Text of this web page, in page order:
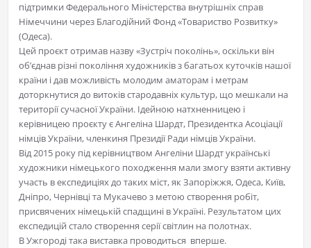
підтримки Федерального Міністерства внутрішніх справ
Німеччини через Благодійний Фонд «Товариство Розвитку»
(Одеса).
Цей проєкт отримав назву «Зустріч поколінь», оскільки він
об’єднав різні покоління художників з багатьох куточків нашої
країни і дав можливість молодим аматорам і метрам
доторкнутися до витоків стародавніх культур, що мешкали на
території сучасної України. Ідейною натхненницею і
керівницею проєкту є Ангеліна Шардт, Президентка Асоціації
німців України, членкиня Президії Ради німців України.
Від 2015 року під керівництвом Ангеліни Шардт українські
художники німецького походження мали змогу взяти активну
участь в експедиціях до таких міст, як Запоріжжя, Одеса, Київ,
Дніпро, Чернівці та Мукачево з метою створення робіт,
присвячених німецькій спадщині в Україні. Результатом цих
експедицій стало створення серії світлин на полотнах.
В Ужгороді така виставка проводиться вперше.